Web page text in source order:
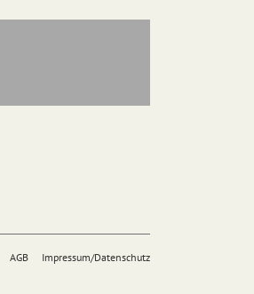
AGB Impressum/Datenschutz